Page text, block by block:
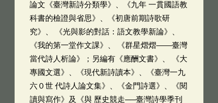
論文《臺灣新詩分類學》、《九年 一貫國語教
科書的檢證與省思》、《初唐前期詩歌研
究》、 《光與影的對話：語文教學新論》、
《我的第一堂作文課》、 《群星熠熠——臺灣
當代詩人析論》；另編有《應酬文書》、 《大
專國文選》、《現代新詩讀本》、《臺灣一九
六０世 代詩人論文集》、《金門詩選》、《閱
讀與寫作》及《與 歷史競走──臺灣詩學季刊